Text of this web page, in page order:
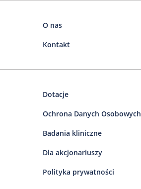
O nas
Kontakt
Dotacje
Ochrona Danych Osobowych
Badania kliniczne
Dla akcjonariuszy
Polityka prywatności